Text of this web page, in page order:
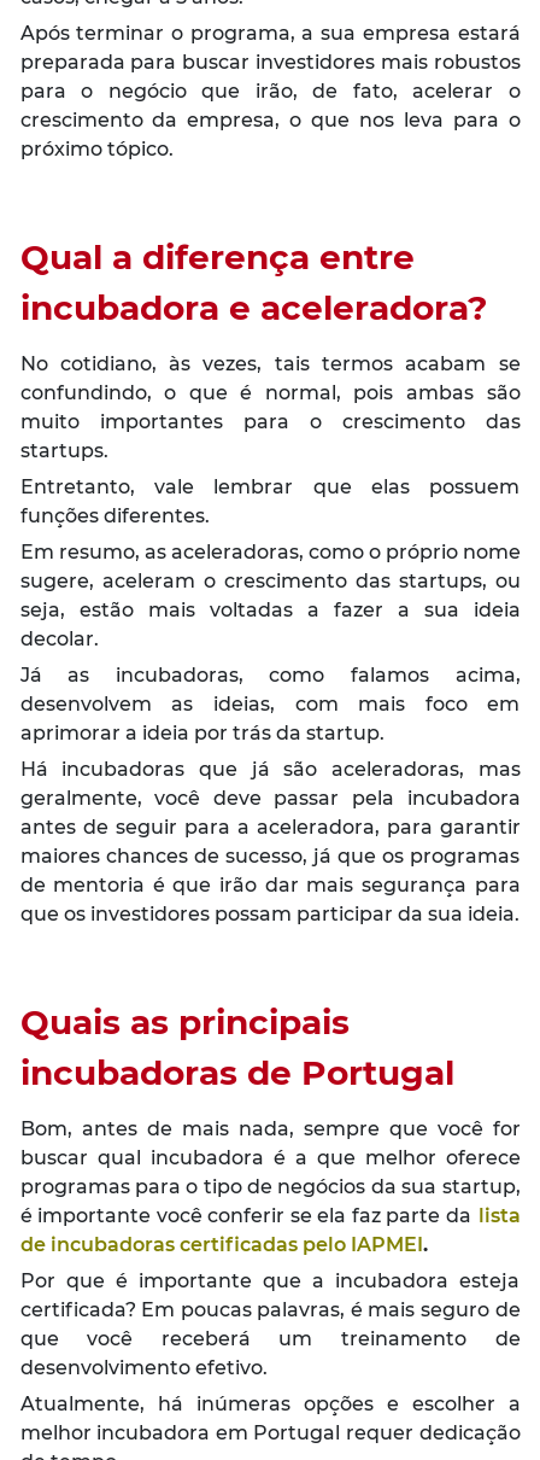
Após terminar o programa, a sua empresa estará
preparada para buscar investidores mais robustos
para o negócio que irão, de fato, acelerar o
crescimento da empresa, o que nos leva para o
próximo tópico.
Qual a diferença entre
incubadora e aceleradora?
No cotidiano, às vezes, tais termos acabam se
confundindo, o que é normal, pois ambas são
muito importantes para o crescimento das
startups.
Entretanto, vale lembrar que elas possuem
funções diferentes.
Em resumo, as aceleradoras, como o próprio nome
sugere, aceleram o crescimento das startups, ou
seja, estão mais voltadas a fazer a sua ideia
decolar.
Já as incubadoras, como falamos acima,
desenvolvem as ideias, com mais foco em
aprimorar a ideia por trás da startup.
Há incubadoras que já são aceleradoras, mas
geralmente, você deve passar pela incubadora
antes de seguir para a aceleradora, para garantir
maiores chances de sucesso, já que os programas
de mentoria é que irão dar mais segurança para
que os investidores possam participar da sua ideia.
Quais as principais
incubadoras de Portugal
Bom, antes de mais nada, sempre que você for
buscar qual incubadora é a que melhor oferece
programas para o tipo de negócios da sua startup,
é importante você conferir se ela faz parte da lista
de incubadoras certificadas pelo IAPMEI.
Por que é importante que a incubadora esteja
certificada? Em poucas palavras, é mais seguro de
que você receberá um treinamento de
desenvolvimento efetivo.
Atualmente, há inúmeras opções e escolher a
melhor incubadora em Portugal requer dedicação